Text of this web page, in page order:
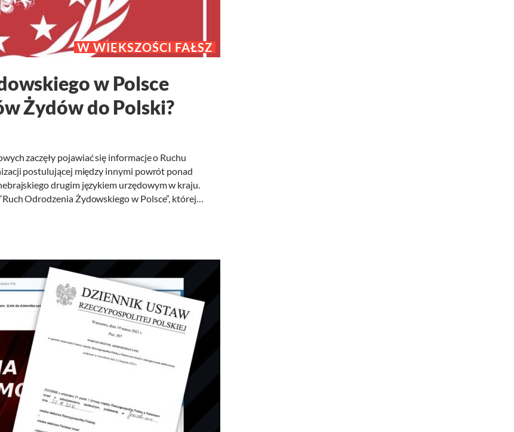
W WIĘKSZOŚCI FAŁSZ
w Polsce
Żydów do Polski?
zaczęły pojawiać się informacje o Ruchu
postulującej między innymi powrót ponad
drugim językiem urzędowym w kraju.
Odrodzenia Żydowskiego w Polsce”, której…